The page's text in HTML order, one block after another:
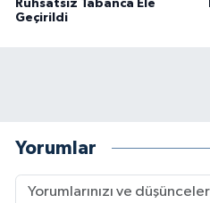
Ruhsatsız Tabanca Ele
Geçirildi
Yorumlar
HABERDE İNSAN